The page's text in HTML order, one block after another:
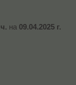
на 09.04.2025 г.